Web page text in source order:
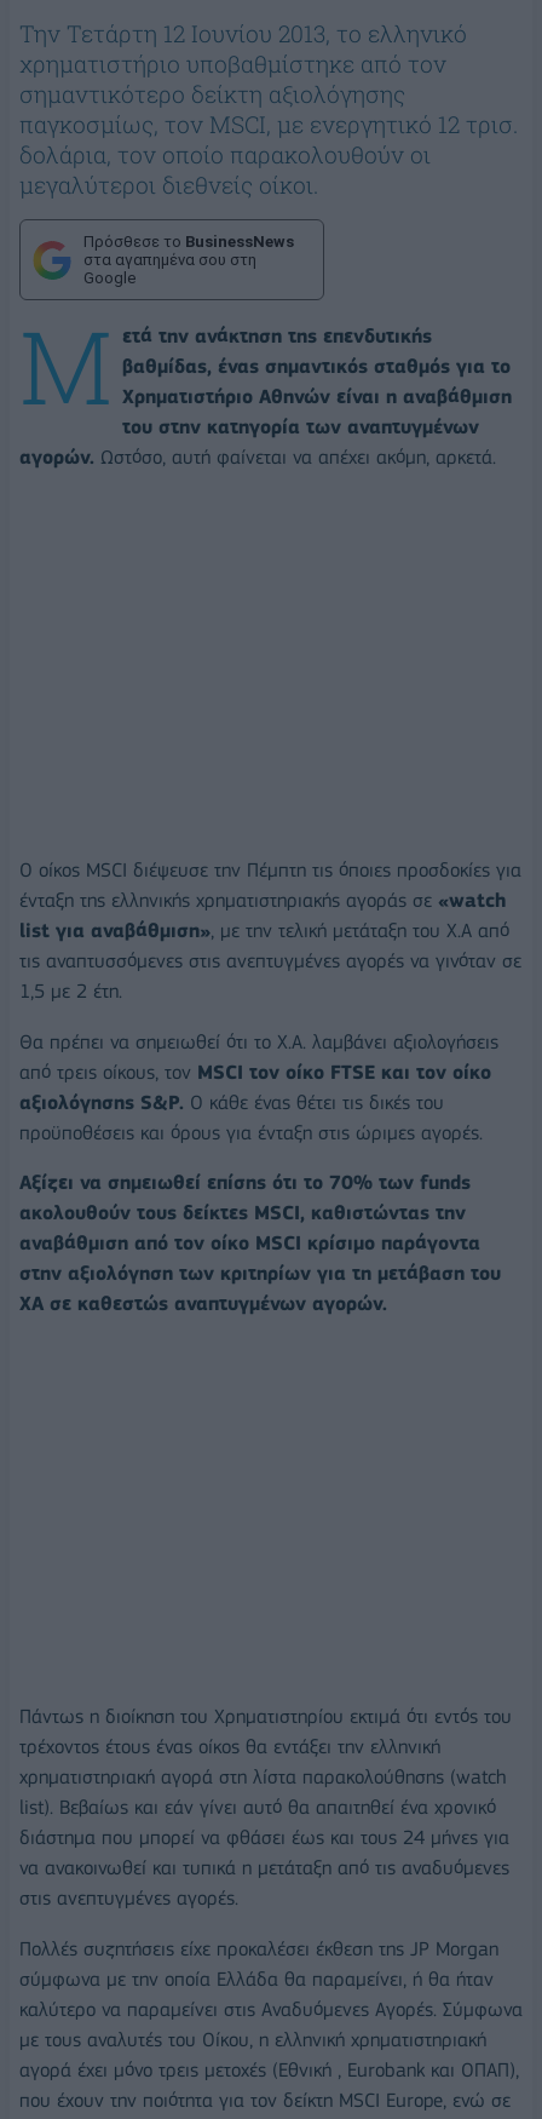
Την Τετάρτη 12 Ιουνίου 2013, το ελληνικό
χρηματιστήριο υποβαθμίστηκε από τον
σημαντικότερο δείκτη αξιολόγησης
παγκοσμίως, τον MSCI, με ενεργητικό 12 τρισ.
δολάρια, τον οποίο παρακολουθούν οι
μεγαλύτεροι διεθνείς οίκοι.
Πρόσθεσε το BusinessNews
στα αγαπημένα σου στη
Google
Μ
ετά την ανάκτηση της επενδυτικής
βαθμίδας, ένας σημαντικός σταθμός για το
Χρηματιστήριο Αθηνών είναι η αναβάθμιση
του στην κατηγορία των αναπτυγμένων
αγορών. Ωστόσο, αυτή φαίνεται να απέχει ακόμη, αρκετά.
Ο οίκος ΜSCI διέψευσε την Πέμπτη τις όποιες προσδοκίες για
ένταξη της ελληνικής χρηματιστηριακής αγοράς σε «watch
list για αναβάθμιση» , με την τελική μετάταξη του Χ.Α από
τις αναπτυσσόμενες στις ανεπτυγμένες αγορές να γινόταν σε
1,5 με 2 έτη.
Θα πρέπει να σημειωθεί ότι το Χ.Α. λαμβάνει αξιολογήσεις
από τρεις οίκους, τον MSCI τον οίκο FTSE και τον οίκο
αξιολόγησης S&P. Ο κάθε ένας θέτει τις δικές του
προϋποθέσεις και όρους για ένταξη στις ώριμες αγορές.
Αξίζει να σημειωθεί επίσης ότι το 70% των funds
ακολουθούν τους δείκτες MSCI, καθιστώντας την
αναβάθμιση από τον οίκο MSCI κρίσιμο παράγοντα
στην αξιολόγηση των κριτηρίων για τη μετάβαση του
ΧΑ σε καθεστώς αναπτυγμένων αγορών.
Πάντως η διοίκηση του Χρηματιστηρίου εκτιμά ότι εντός του
τρέχοντος έτους ένας οίκος θα εντάξει την ελληνική
χρηματιστηριακή αγορά στη λίστα παρακολούθησης (watch
list). Βεβαίως και εάν γίνει αυτό θα απαιτηθεί ένα χρονικό
διάστημα που μπορεί να φθάσει έως και τους 24 μήνες για
να ανακοινωθεί και τυπικά η μετάταξη από τις αναδυόμενες
στις ανεπτυγμένες αγορές.
Πολλές συζητήσεις είχε προκαλέσει έκθεση της JP Morgan
σύμφωνα με την οποία Ελλάδα θα παραμείνει, ή θα ήταν
καλύτερο να παραμείνει στις Αναδυόμενες Αγορές. Σύμφωνα
με τους αναλυτές του Οίκου, η ελληνική χρηματιστηριακή
αγορά έχει μόνο τρεις μετοχές (Εθνική , Eurobank και ΟΠΑΠ),
που έχουν την ποιότητα για τον δείκτη MSCI Europe, ενώ σε